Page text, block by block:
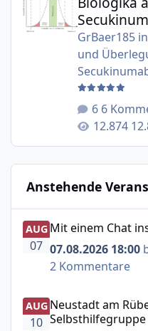
GrBaer185in
und
6
Anstehende
Mit einem Chat ins
AUG
07
Mit einem Chat
07.08.2026 18:00
2 Kommentare
Neustadt am
AUG
10
Neustadt am
Selbsthilfegruppe